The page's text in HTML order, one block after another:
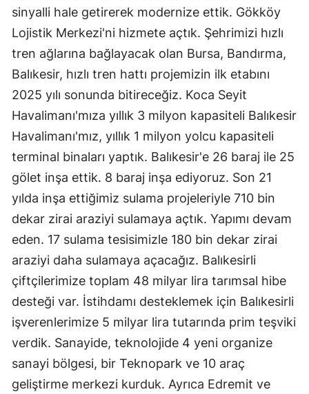
sinyalli hale getirerek modernize ettik. Gökköy
Lojistik Merkezi'ni hizmete açtık. Şehrimizi hızlı
tren ağlarına bağlayacak olan Bursa, Bandırma,
Balıkesir, hızlı tren hattı projemizin ilk etabını
2025 yılı sonunda bitireceğiz. Koca Seyit
Havalimanı'mıza yıllık 3 milyon kapasiteli Balıkesir
Havalimanı'mız, yıllık 1 milyon yolcu kapasiteli
terminal binaları yaptık. Balıkesir'e 26 baraj ile 25
gölet inşa ettik. 8 baraj inşa ediyoruz. Son 21
yılda inşa ettiğimiz sulama projeleriyle 710 bin
dekar zirai araziyi sulamaya açtık. Yapımı devam
eden. 17 sulama tesisimizle 180 bin dekar zirai
araziyi daha sulamaya açacağız. Balıkesirli
çiftçilerimize toplam 48 milyar lira tarımsal hibe
desteği var. İstihdamı desteklemek için Balıkesirli
işverenlerimize 5 milyar lira tutarında prim teşviki
verdik. Sanayide, teknolojide 4 yeni organize
sanayi bölgesi, bir Teknopark ve 10 araç
geliştirme merkezi kurduk. Ayrıca Edremit ve